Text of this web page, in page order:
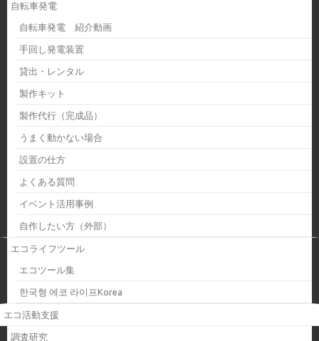
自転車発電
自転車発電 紹介動画
手回し発電装置
貸出・レンタル
製作キット
製作代行（完成品）
うまく動かない場合
設置の仕方
よくある質問
イベント活用事例
自作したい方（外部）
エコライフツール
エコツール集
한국형 에코 라이프Korea
エコ活動支援
調査研究